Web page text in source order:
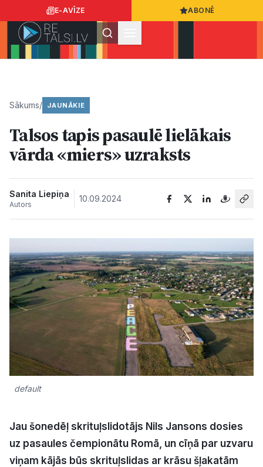
E-AVĪZE ABONĒ
Ziņas
Kultūra
Bizness
Video
Sludinājumi
Sākums/ JAUNĀKIE
Talsos tapis pasaulē lielākais
vārda «miers» uzraksts
Sanita Liepiņa
Autors
10.09.2024
default
Jau šonedēļ skrituļslidotājs Nils Jansons dosies
uz pasaules čempionātu Romā, un cīņā par uzvaru
viņam kājās būs skrituļslidas ar krāsu šļakatām